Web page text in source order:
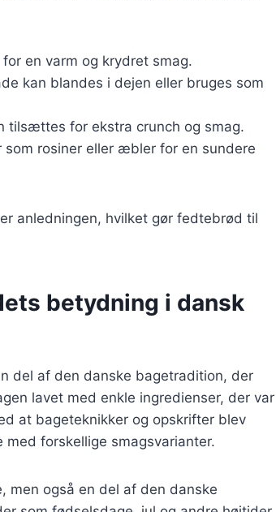
en varm og krydret smag.
kan blandes i dejen eller bruges som
tilsættes for ekstra crunch og smag.
rosiner eller æbler for en sundere
anledningen, hvilket gør fedtebrød til
betydning i dansk
del af den danske bagetradition, der
lavet med enkle ingredienser, der var
at bageteknikker og opskrifter blev
forskellige smagsvarianter.
men også en del af den danske